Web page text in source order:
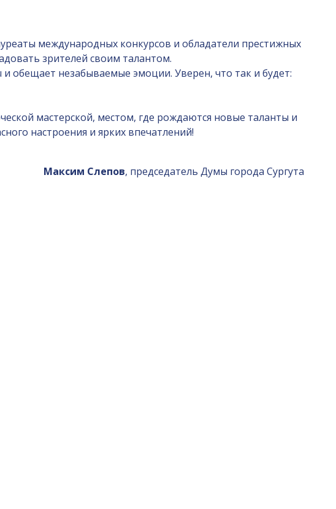
международных конкурсов и обладатели престижных
зрителей своим талантом.
обещает незабываемые эмоции. Уверен, что так и будет:
мастерской, местом, где рождаются новые таланты и
настроения и ярких впечатлений!
Максим Слепов, председатель Думы города Сургута